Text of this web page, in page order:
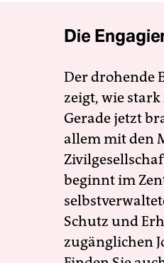
Die
Der drohende
zeigt, wie
Gerade jetzt
allem mit den
beginnt im
Schutz und
zugänglichen